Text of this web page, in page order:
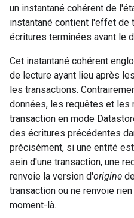
un instantané cohérent de
instantané contient l'effet
écritures terminées avant le
Cet instantané cohérent
de lecture ayant lieu après
les transactions.
données, les requêtes et les
transaction en mode
des écritures précédentes
précisément, si une entité
sein d'une transaction, une
renvoie la version d'origine
transaction ou ne renvoie
moment-là.